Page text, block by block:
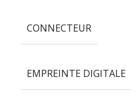
CONNECTEUR
EMPREINTE DIGITALE